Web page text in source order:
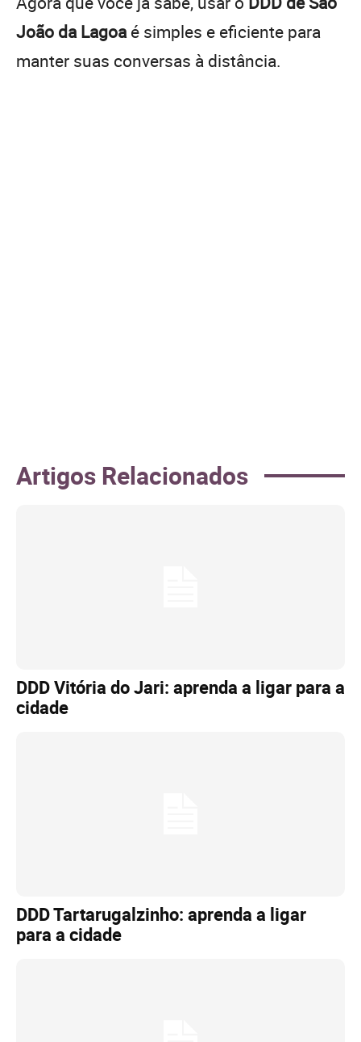
João da Lagoa é simples e eficiente para
manter suas conversas à distância.
Artigos Relacionados
DDD Vitória do Jari: aprenda a ligar para a
cidade
DDD Tartarugalzinho: aprenda a ligar
para a cidade